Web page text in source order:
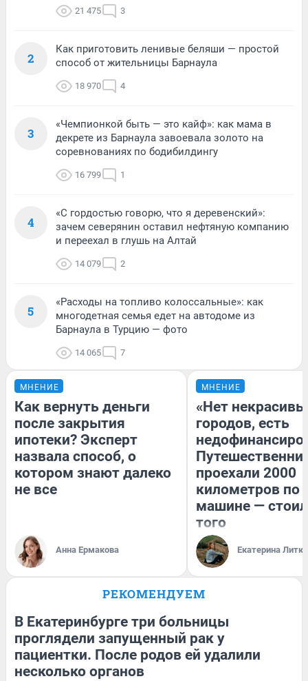
21 475 3
2
Как приготовить ленивые беляши — простой
способ от жительницы Барнаула
18 970 4
3
«Чемпионкой быть — это кайф»: как мама в
декрете из Барнаула завоевала золото на
соревнованиях по бодибилдингу
16 799 1
4
«С гордостью говорю, что я деревенский»:
зачем северянин оставил нефтяную компанию
и переехал в глушь на Алтай
14 079 2
5
«Расходы на топливо колоссальные»: как
многодетная семья едет на автодоме из
Барнаула в Турцию — фото
14 065 7
МНЕНИЕ
Как вернуть деньги
после закрытия
ипотеки? Эксперт
назвала способ, о
котором знают далеко
не все
Анна Ермакова
МНЕНИЕ
«Нет
городов, есть
проехали 2000
километров по
машине —
того
Екатерина
РЕКОМЕНДУЕМ
В Екатеринбурге три больницы
проглядели запущенный рак у
пациентки. После родов ей удалили
несколько органов